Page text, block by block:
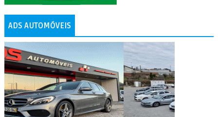
ADS AUTOMÓVEIS